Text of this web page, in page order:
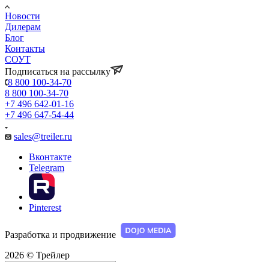
Новости
Дилерам
Блог
Контакты
СОУТ
Подписаться на рассылку
8 800 100-34-70
8 800 100-34-70
+7 496 642-01-16
+7 496 647-54-44
sales@treiler.ru
Вконтакте
Telegram
Pinterest
Разработка и продвижение
2026 © Трейлер